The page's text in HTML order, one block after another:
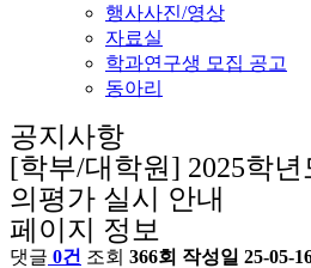
행사사진/영상
자료실
학과연구생 모집 공고
동아리
공지사항
[학부/대학원] 2025학
의평가 실시 안내
페이지 정보
댓글 0건 조회 366회 작성일 25-05-